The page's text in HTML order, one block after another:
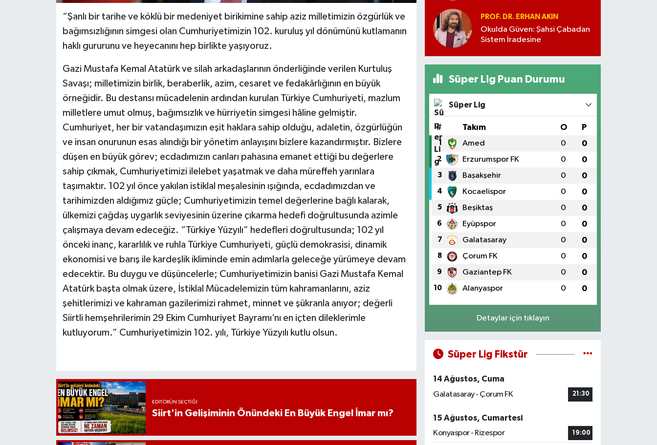
“Şanlı bir tarihe ve köklü bir medeniyet birikimine sahip aziz milletimizin özgürlük ve
bağımsızlığının simgesi olan Cumhuriyetimizin 102. kuruluş yıl dönümünü kutlamanın
haklı gururunu ve heyecanını hep birlikte yaşıyoruz.
Gazi Mustafa Kemal Atatürk ve silah arkadaşlarının önderliğinde verilen Kurtuluş
Savaşı; milletimizin birlik, beraberlik, azim, cesaret ve fedakârlığının en büyük
örneğidir. Bu destansı mücadelenin ardından kurulan Türkiye Cumhuriyeti, mazlum
milletlere umut olmuş, bağımsızlık ve hürriyetin simgesi hâline gelmiştir.
Cumhuriyet, her bir vatandaşımızın eşit haklara sahip olduğu, adaletin, özgürlüğün
ve insan onurunun esas alındığı bir yönetim anlayışını bizlere kazandırmıştır. Bizlere
düşen en büyük görev; ecdadımızın canları pahasına emanet ettiği bu değerlere
sahip çıkmak, Cumhuriyetimizi ilelebet yaşatmak ve daha müreffeh yarınlara
taşımaktır. 102 yıl önce yakılan istiklal meşalesinin ışığında, ecdadımızdan ve
tarihimizden aldığımız güçle; Cumhuriyetimizin temel değerlerine bağlı kalarak,
ülkemizi çağdaş uygarlık seviyesinin üzerine çıkarma hedefi doğrultusunda azimle
çalışmaya devam edeceğiz. “Türkiye Yüzyılı” hedefleri doğrultusunda; 102 yıl
önceki inanç, kararlılık ve ruhla Türkiye Cumhuriyeti, güçlü demokrasisi, dinamik
ekonomisi ve barış ile kardeşlik ikliminde emin adımlarla geleceğe yürümeye devam
edecektir. Bu duygu ve düşüncelerle; Cumhuriyetimizin banisi Gazi Mustafa Kemal
Atatürk başta olmak üzere, İstiklal Mücadelemizin tüm kahramanlarını, aziz
şehitlerimizi ve kahraman gazilerimizi rahmet, minnet ve şükranla anıyor; değerli
Siirtli hemşehrilerimin 29 Ekim Cumhuriyet Bayramı’nı en içten dileklerimle
kutluyorum.” Cumhuriyetimizin 102. yılı, Türkiye Yüzyılı kutlu olsun.
EDITÖRÜN SEÇTIĞI
Siirt'in Gelişiminin Önündeki En Büyük Engel İmar mı?
PROF. DR. ERHAN AKIN
Okulda Güven: Şahsi Çabadan
Sistem İradesine
Süper Lig Puan Durumu
Süper Lig
# Takım O P
1 Amed 0 0
2 Erzurumspor FK 0 0
3 Başakşehir 0 0
4 Kocaelispor 0 0
5 Beşiktaş 0 0
6 Eyüpspor 0 0
7 Galatasaray 0 0
8 Çorum FK 0 0
9 Gaziantep FK 0 0
10 Alanyaspor 0 0
Detaylar için tıklayın
Süper Lig Fikstür
14 Ağustos, Cuma
Galatasaray - Çorum FK
21:30
15 Ağustos, Cumartesi
Konyaspor - Rizespor
19:00